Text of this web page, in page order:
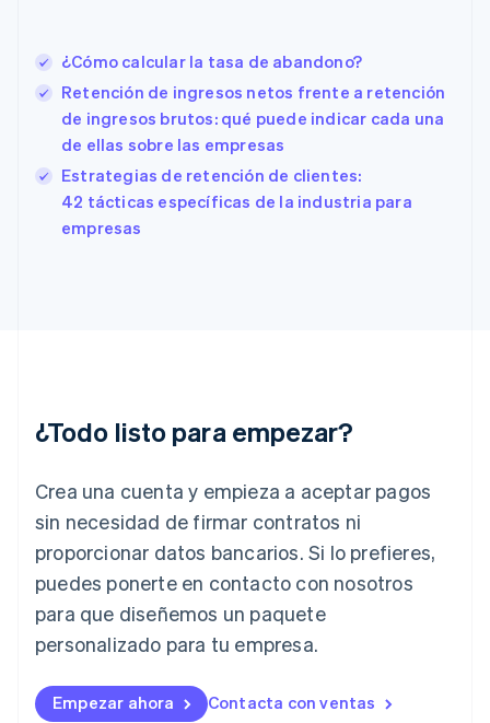
¿Cómo calcular la tasa de abandono?
Retención de ingresos netos frente a retención
de ingresos brutos: qué puede indicar cada una
de ellas sobre las empresas
Estrategias de retención de clientes:
42 tácticas específicas de la industria para
empresas
¿Todo listo para empezar?
Crea una cuenta y empieza a aceptar pagos
sin necesidad de firmar contratos ni
proporcionar datos bancarios. Si lo prefieres,
puedes ponerte en contacto con nosotros
para que diseñemos un paquete
personalizado para tu empresa.
Empezar ahora Contacta con ventas
EspañolEnglish
Estados Unidos
English Español 简体中文
Estonia
English
Finlandia
EnglishSvenska
Francia
Français
Irlanda
Italia
English
Japón
日本語English
Letonia
Liechtenstein
DeutschEnglish
English
Luxemburgo